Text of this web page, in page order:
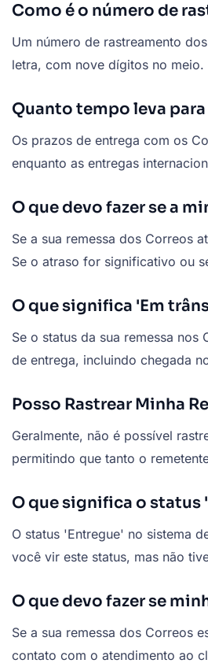
Como é o número de
Um número de rastreamento
letra, com nove dígitos no
Quanto tempo leva
Os prazos de entrega com os
enquanto as entregas
O que devo fazer se a
Se a sua remessa dos Correos
Se o atraso for significativo ou
O que significa 'Em
Se o status da sua remessa
de entrega, incluindo chegada
Posso Rastrear Minha
Geralmente, não é possível
permitindo que tanto o
O que significa o status
O status 'Entregue' no sistema
você vir este status, mas não
O que devo fazer se
Se a sua remessa dos Correos
contato com o atendimento ao